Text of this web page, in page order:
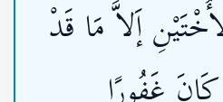
إَلاَّ مَا قَدْ